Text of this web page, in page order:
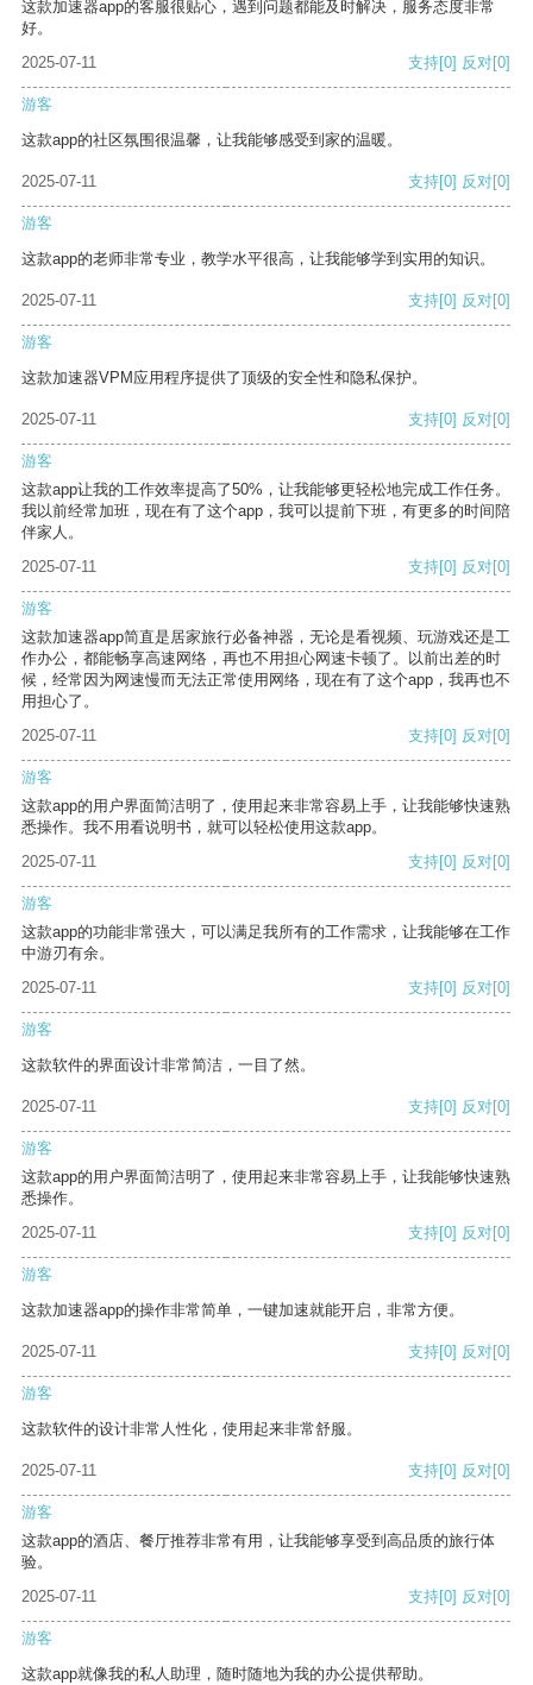
这款加速器app的客服很贴心，遇到问题都能及时解决，服务态度非常
好。
2025-07-11
支持[0] 反对[0]
游客
这款app的社区氛围很温馨，让我能够感受到家的温暖。
2025-07-11 支持[0] 反对[0]
游客
这款app的老师非常专业，教学水平很高，让我能够学到实用的知识。
2025-07-11 支持[0] 反对[0]
游客
这款加速器VPM应用程序提供了顶级的安全性和隐私保护。
2025-07-11 支持[0] 反对[0]
游客
这款app让我的工作效率提高了50%，让我能够更轻松地完成工作任务。
我以前经常加班，现在有了这个app，我可以提前下班，有更多的时间陪
伴家人。
2025-07-11
支持[0] 反对[0]
游客
这款加速器app简直是居家旅行必备神器，无论是看视频、玩游戏还是工
作办公，都能畅享高速网络，再也不用担心网速卡顿了。以前出差的时
候，经常因为网速慢而无法正常使用网络，现在有了这个app，我再也不
用担心了。
2025-07-11
支持[0] 反对[0]
游客
这款app的用户界面简洁明了，使用起来非常容易上手，让我能够快速熟
悉操作。我不用看说明书，就可以轻松使用这款app。
2025-07-11
支持[0] 反对[0]
游客
这款app的功能非常强大，可以满足我所有的工作需求，让我能够在工作
中游刃有余。
2025-07-11
支持[0] 反对[0]
游客
这款软件的界面设计非常简洁，一目了然。
2025-07-11 支持[0] 反对[0]
游客
这款app的用户界面简洁明了，使用起来非常容易上手，让我能够快速熟
悉操作。
2025-07-11
支持[0] 反对[0]
游客
这款加速器app的操作非常简单，一键加速就能开启，非常方便。
2025-07-11 支持[0] 反对[0]
游客
这款软件的设计非常人性化，使用起来非常舒服。
2025-07-11 支持[0] 反对[0]
游客
这款app的酒店、餐厅推荐非常有用，让我能够享受到高品质的旅行体
验。
2025-07-11
支持[0] 反对[0]
游客
这款app就像我的私人助理，随时随地为我的办公提供帮助。